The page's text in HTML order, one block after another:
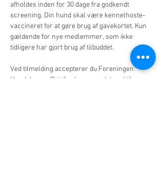
afholdes inden for 30 dage fra godkendt
screening. Din hund skal være kennelhoste-
vaccineret for at gøre brug af gavekortet. Kun
gældende for nye medlemmer, som ikke
tidligere har gjort brug af tilbuddet.
​Ved tilmelding accepterer du Foreningen
Hundehaven Potefryds
persondatapolitik